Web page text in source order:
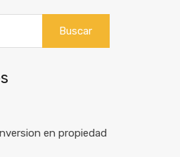
en propiedad